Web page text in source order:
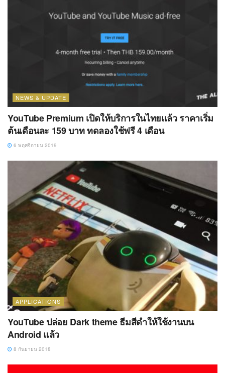
NEWS & UPDATE
YouTube Premium เปิดให้บริการในไทยแล้ว ราคาเริ่ม
ต้นเดือนละ 159 บาท ทดลองใช้ฟรี 4 เดือน
6 พฤศจิกายน 2019
APPLICATIONS
YouTube ปล่อย Dark theme ธีมสีดำให้ใช้งานบน
Android แล้ว
8 กันยายน 2018